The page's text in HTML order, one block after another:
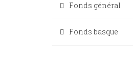
Fonds général
Fonds basque